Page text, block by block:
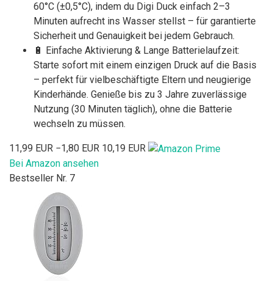
60°C (±0,5°C), indem du Digi Duck einfach 2–3
Minuten aufrecht ins Wasser stellst – für garantierte
Sicherheit und Genauigkeit bei jedem Gebrauch.
🔋 Einfache Aktivierung & Lange Batterielaufzeit:
Starte sofort mit einem einzigen Druck auf die Basis
– perfekt für vielbeschäftigte Eltern und neugierige
Kinderhände. Genieße bis zu 3 Jahre zuverlässige
Nutzung (30 Minuten täglich), ohne die Batterie
wechseln zu müssen.
11,99 EUR −1,80 EUR 10,19 EUR
Bei Amazon ansehen
Bestseller Nr. 7